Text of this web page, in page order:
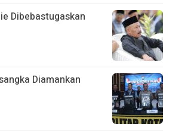
Dibebastugaskan
Diamankan